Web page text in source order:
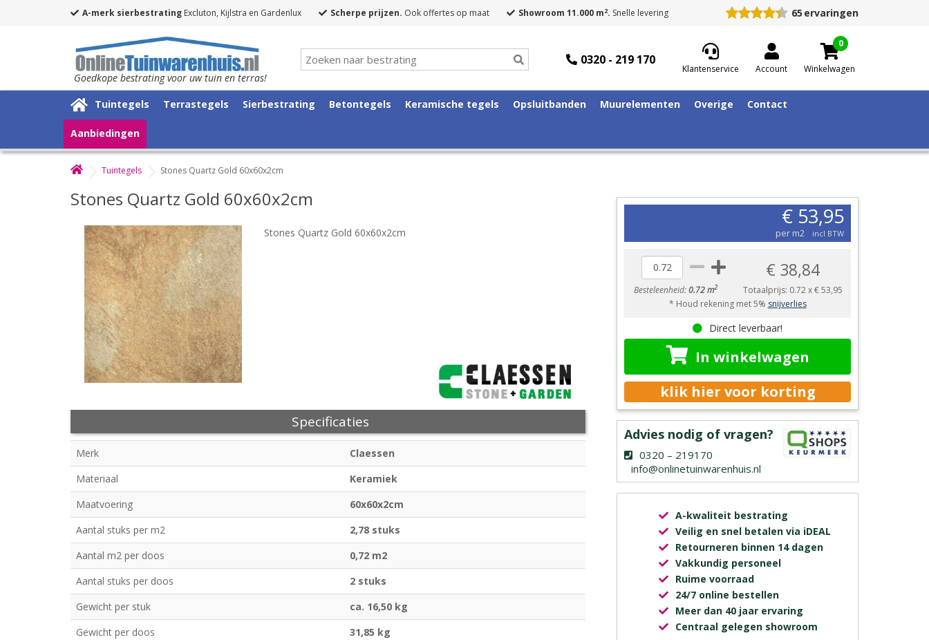
A-merk sierbestrating Excluton, Kijlstra en Gardenlux Scherpe prijzen. Ook offertes op maat Showroom 11.000 m2. Snelle levering 65 ervaringen
Goedkope bestrating voor uw tuin en terras!
0320 - 219 170
Klantenservice Account
0
Winkelwagen
Tuintegels Terrastegels Sierbestrating Betontegels Keramische tegels Opsluitbanden Muurelementen Overige Contact
Aanbiedingen
Tuintegels Stones Quartz Gold 60x60x2cm
Stones Quartz Gold 60x60x2cm
Stones Quartz Gold 60x60x2cm
Specificaties
Merk
Claessen
Materiaal
Keramiek
Maatvoering
60x60x2cm
Aantal stuks per m2
2,78 stuks
Aantal m2 per doos
0,72 m2
Aantal stuks per doos
2 stuks
Gewicht per stuk
ca. 16,50 kg
Gewicht per doos
31,85 kg
€ 53,95
per m2 incl BTW
Besteleenheid:0.72 m2
€ 38,84
Totaalprijs: 0.72x€ 53,95
* Houd rekening met 5% snijverlies
Direct leverbaar!
In winkelwagen
klik hier voor korting
Advies nodig of vragen?
0320 – 219170
info@onlinetuinwarenhuis.nl
A-kwaliteit bestrating
Veilig en snel betalen via iDEAL
Retourneren binnen 14 dagen
Vakkundig personeel
Ruime voorraad
24/7 online bestellen
Meer dan 40 jaar ervaring
Centraal gelegen showroom